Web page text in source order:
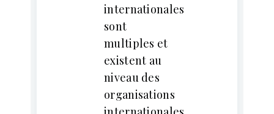
internationales
sont
multiples et
existent au
niveau des
organisations